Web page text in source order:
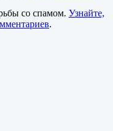
со спамом. Узнайте,
.